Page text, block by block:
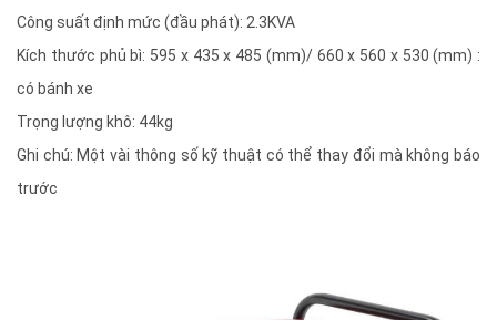
Công suất định mức (đầu phát): 2.3KVA
Kích thước phủ bì: 595 x 435 x 485 (mm)/ 660 x 560 x 530 (mm) :
có bánh xe
Trọng lượng khô: 44kg
Ghi chú: Một vài thông số kỹ thuật có thể thay đổi mà không báo
trước